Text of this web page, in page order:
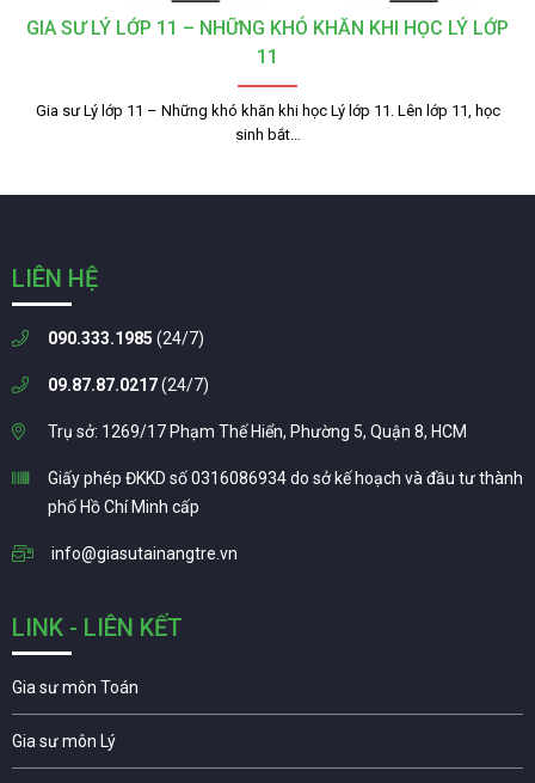
GIA SƯ LÝ LỚP 11 – NHỮNG KHÓ KHĂN KHI HỌC LÝ LỚP
11
Gia sư Lý lớp 11 – Những khó khăn khi học Lý lớp 11. Lên lớp 11, học
sinh bắt…
LIÊN HỆ
090.333.1985 (24/7)
09.87.87.0217(24/7)
Trụ sở: 1269/17 Phạm Thế Hiển, Phường 5, Quận 8, HCM
Giấy phép ĐKKD số 0316086934 do sở kế hoạch và đầu tư thành
phố Hồ Chí Minh cấp
info@giasutainangtre.vn
LINK - LIÊN KẾT
Gia sư môn Toán
Gia sư môn Lý